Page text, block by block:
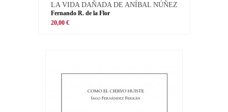
LA VIDA DAÑADA DE ANÍBAL NÚÑEZ
Fernando R. de la Flor
20,00 €